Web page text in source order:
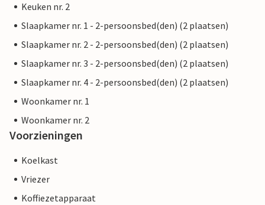
Keuken nr. 2
Slaapkamer nr. 1 - 2-persoonsbed(den) (2 plaatsen)
Slaapkamer nr. 2 - 2-persoonsbed(den) (2 plaatsen)
Slaapkamer nr. 3 - 2-persoonsbed(den) (2 plaatsen)
Slaapkamer nr. 4 - 2-persoonsbed(den) (2 plaatsen)
Woonkamer nr. 1
Woonkamer nr. 2
Voorzieningen
Koelkast
Vriezer
Koffiezetapparaat